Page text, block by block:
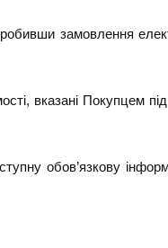
замовлення
вказані Покупцем
обов’язкову